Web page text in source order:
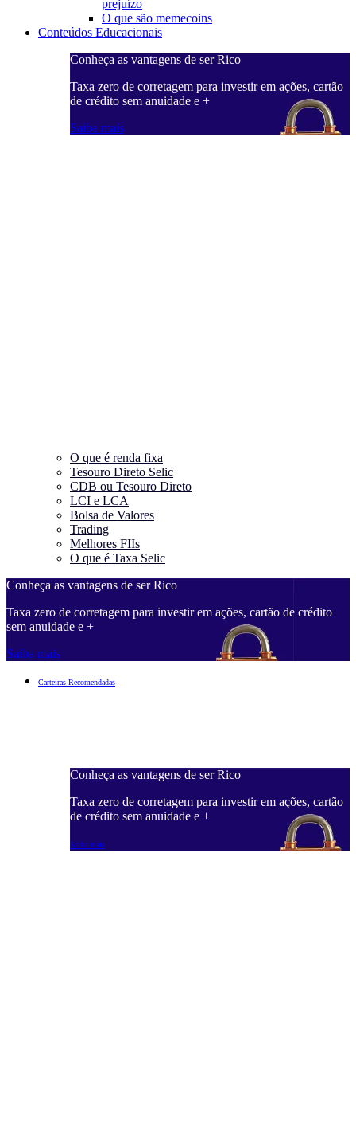
prejuízo
O que são memecoins
Conteúdos Educacionais
Conheça as vantagens de ser Rico
Taxa zero de corretagem para investir em ações, cartão
de crédito sem anuidade e +
Saiba mais
O que é renda fixa
Tesouro Direto Selic
CDB ou Tesouro Direto
LCI e LCA
Bolsa de Valores
Trading
Melhores FIIs
O que é Taxa Selic
Conheça as vantagens de ser Rico
Taxa zero de corretagem para investir em ações, cartão de crédito
sem anuidade e +
Saiba mais
Carteiras Recomendadas
Conheça as vantagens de ser Rico
Taxa zero de corretagem para investir em ações, cartão
de crédito sem anuidade e +
Saiba mais